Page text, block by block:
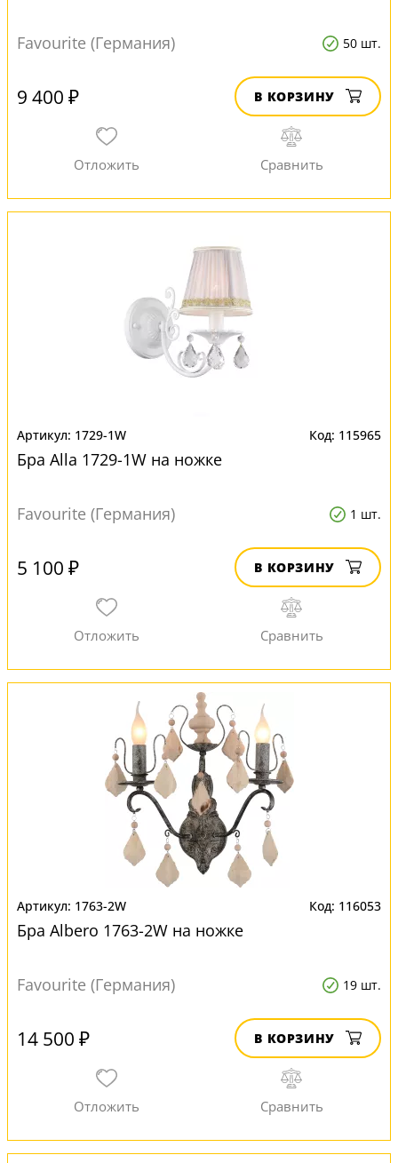
Favourite (Германия) 50 шт.
9 400 ₽ В КОРЗИНУ
1729-1W 115965
Бра Alla 1729-1W на ножке
Favourite (Германия) 1 шт.
5 100 ₽ В КОРЗИНУ
1763-2W 116053
Бра Albero 1763-2W на ножке
Favourite (Германия) 19 шт.
14 500 ₽ В КОРЗИНУ